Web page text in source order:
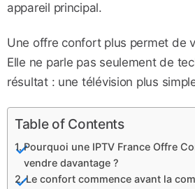
appareil principal.
Une offre confort plus permet de
Elle ne parle pas seulement de
résultat : une télévision plus
Table of Contents
Pourquoi une IPTV France Offre
vendre davantage ?
Le confort commence avant la